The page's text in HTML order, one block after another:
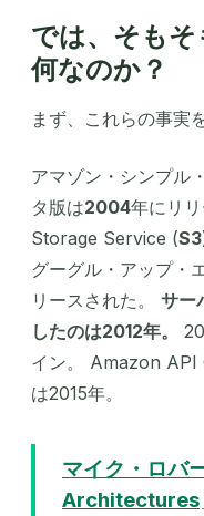
では、そも
何なのか？
まず、これらの事実
アマゾン・シンプル
タ版は2004年にリ
Storage Service (S3
グーグル・アップ・
リースされた。 サー
したのは2012年。
イン。 Amazon API
は2015年。
マイク・ロバ
Architectures